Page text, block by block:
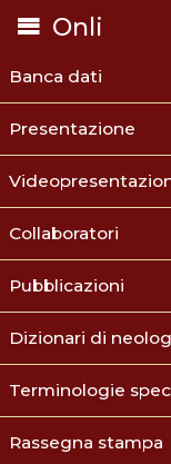
Onli
Banca dati
Presentazione
Collaboratori
Pubblicazioni
Dizionari di
Terminologie
Rassegna stampa